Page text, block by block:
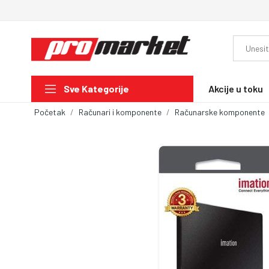
Sve Kategorije Akcije u toku
Početak Računari i komponente Računarske komponente